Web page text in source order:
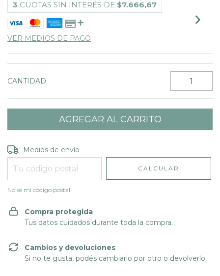
3 CUOTAS SIN INTERÉS DE $7.666,67
VER MEDIOS DE PAGO
CANTIDAD
Entregas para el CP:
Medios de envío
CALCULAR
No sé mi código postal
Compra protegida
Tus datos cuidados durante toda la compra.
Cambios y devoluciones
Si no te gusta, podés cambiarlo por otro o devolverlo.